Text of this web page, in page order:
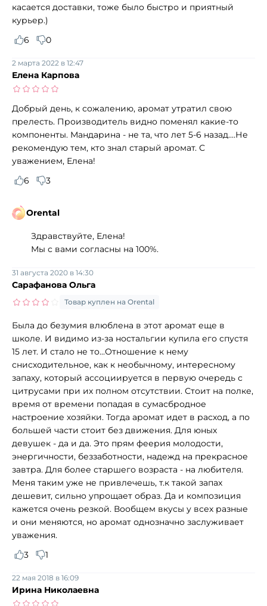
касается доставки, тоже было быстро и приятный
курьер.)
6
0
Елена Карпова
2 марта 2022 в 12:47
Добрый день, к сожалению, аромат утратил свою
прелесть. Производитель видно поменял какие-то
компоненты. Мандарина - не та, что лет 5-6 назад....Не
рекомендую тем, кто знал старый аромат. С
уважением, Елена!
6
3
Orental
Здравствуйте, Елена!
Мы с вами согласны на 100%.
Сарафанова Ольга
31 августа 2020 в 14:30
Товар куплен на Orental
Была до безумия влюблена в этот аромат еще в
школе. И видимо из-за ностальгии купила его спустя
15 лет. И стало не то...Отношение к нему
снисходительное, как к необычному, интересному
запаху, который ассоциируется в первую очередь с
цитрусами при их полном отсутствии. Стоит на полке,
время от времени попадая в сумасбродное
настроение хозяйки. Тогда аромат идет в расход, а по
большей части стоит без движения. Для юных
девушек - да и да. Это прям феерия молодости,
энергичности, беззаботности, надежд на прекрасное
завтра. Для более старшего возраста - на любителя.
Меня таким уже не привлечешь, т.к такой запах
дешевит, сильно упрощает образ. Да и композиция
кажется очень резкой. Вообщем вкусы у всех разные
и они меняются, но аромат однозначно заслуживает
уважения.
3
1
Ирина Николаевна
22 мая 2018 в 16:09